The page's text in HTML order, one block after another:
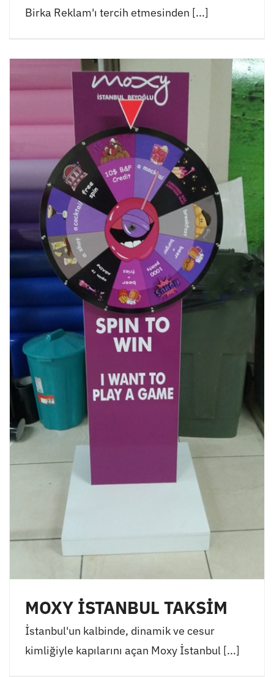
Birka Reklam'ı tercih etmesinden [...]
MOXY İSTANBUL TAKSİM
İstanbul'un kalbinde, dinamik ve cesur
kimliğiyle kapılarını açan Moxy İstanbul [...]